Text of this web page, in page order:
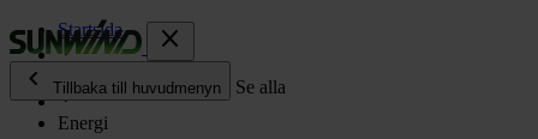
close
chevron_left
Tillbaka till huvudmenyn Se alla
Startsida
Energi